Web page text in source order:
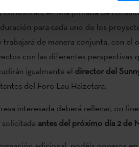
en una jornada de
para cada uno de los
trabajará de manera conjunta, con el
con las diferentes perspectivas
igualmente el director del
del Foro Lau Haizetara.
interesada deberá rellenar, on-
antes del próximo día 2 de